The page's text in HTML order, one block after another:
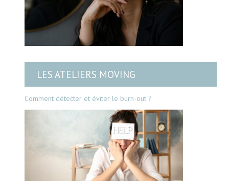
LES ATELIERS MOVING
Comment détecter et éviter le burn-out ?